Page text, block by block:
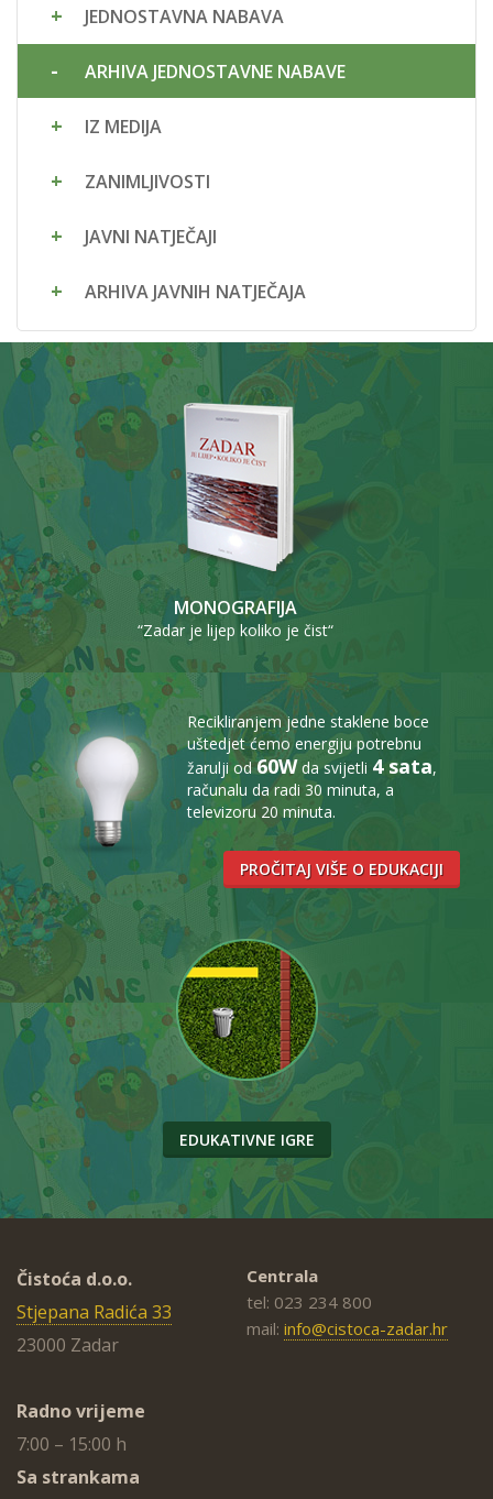
JEDNOSTAVNA NABAVA
ARHIVA JEDNOSTAVNE NABAVE
IZ MEDIJA
ZANIMLJIVOSTI
JAVNI NATJEČAJI
ARHIVA JAVNIH NATJEČAJA
MONOGRAFIJA
“Zadar je lijep koliko je čist“
Recikliranjem jedne staklene boce
uštedjet ćemo energiju potrebnu
žarulji od60Wda svijetli 4 sata,
računalu da radi 30 minuta, a
televizoru 20 minuta.
PROČITAJ VIŠE O EDUKACIJI
EDUKATIVNE IGRE
Čistoća d.o.o.
Stjepana Radića 33
23000 Zadar
Radno vrijeme
7:00 – 15:00 h
Sa strankama
Centrala
tel: 023 234 800
mail: info@cistoca-zadar.hr